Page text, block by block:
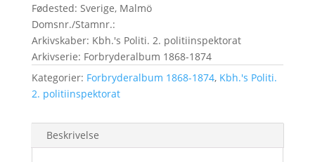
Fødested: Sverige, Malmö
Domsnr./Stamnr.:
Arkivskaber: Kbh.'s Politi. 2. politiinspektorat
Arkivserie: Forbryderalbum 1868-1874
Kategorier: Forbryderalbum 1868-1874, Kbh.'s Politi.
2. politiinspektorat
Beskrivelse